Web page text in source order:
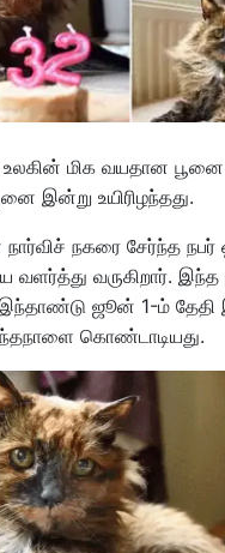
உலகின் மிக வயதான பூனை
இன்று உயிரிழந்தது.
நகரை சேர்ந்த நபர்
வருகிறார். இந்த
இந்தாண்டு ஜூன் 1-ம்
கொண்டாடியது.